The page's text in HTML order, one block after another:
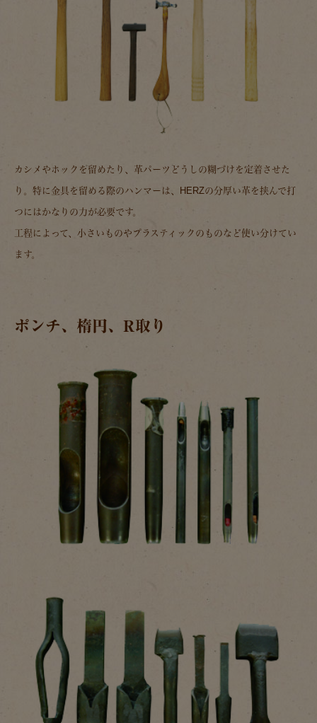
カシメやホックを留めたり、革パーツどうしの糊づけを定着させた
り。特に金具を留める際のハンマーは、HERZの分厚い革を挟んで打
つにはかなりの力が必要です。
工程によって、小さいものやプラスティックのものなど使い分けてい
ます。
ポンチ、楕円、R取り